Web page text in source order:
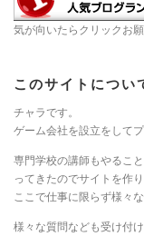
気が向いたらクリックお
このサイトについ
チャラです。
ゲーム会社を設立をして
専門学校の講師もやるこ
ってきたのでサイトを作り
ここで仕事に限らず様々
様々な質問なども受け付け